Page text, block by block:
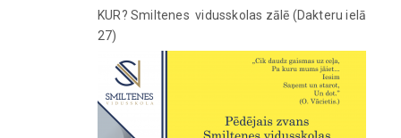
KUR? Smiltenes vidusskolas zālē (Dakteru ielā
27)